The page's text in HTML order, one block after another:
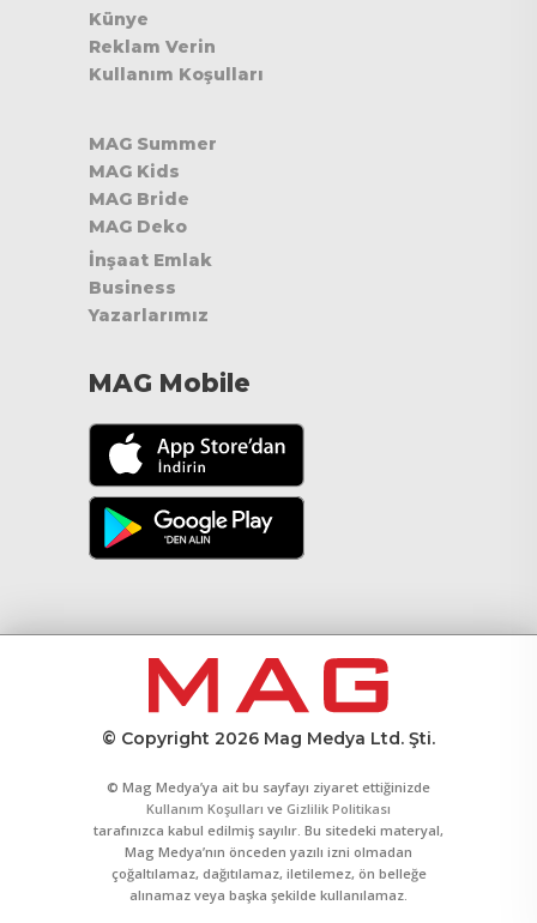
Künye
Reklam Verin
Kullanım Koşulları
MAG Summer
MAG Kids
MAG Bride
MAG Deko
İnşaat Emlak
Business
Yazarlarımız
MAG Mobile
© Copyright 2026 Mag Medya Ltd. Şti.
© Mag Medya’ya ait bu sayfayı ziyaret ettiğinizde
Kullanım Koşulları ve Gizlilik Politikası
tarafınızca kabul edilmiş sayılır. Bu sitedeki materyal,
Mag Medya’nın önceden yazılı izni olmadan
çoğaltılamaz, dağıtılamaz, iletilemez, ön belleğe
alınamaz veya başka şekilde kullanılamaz.